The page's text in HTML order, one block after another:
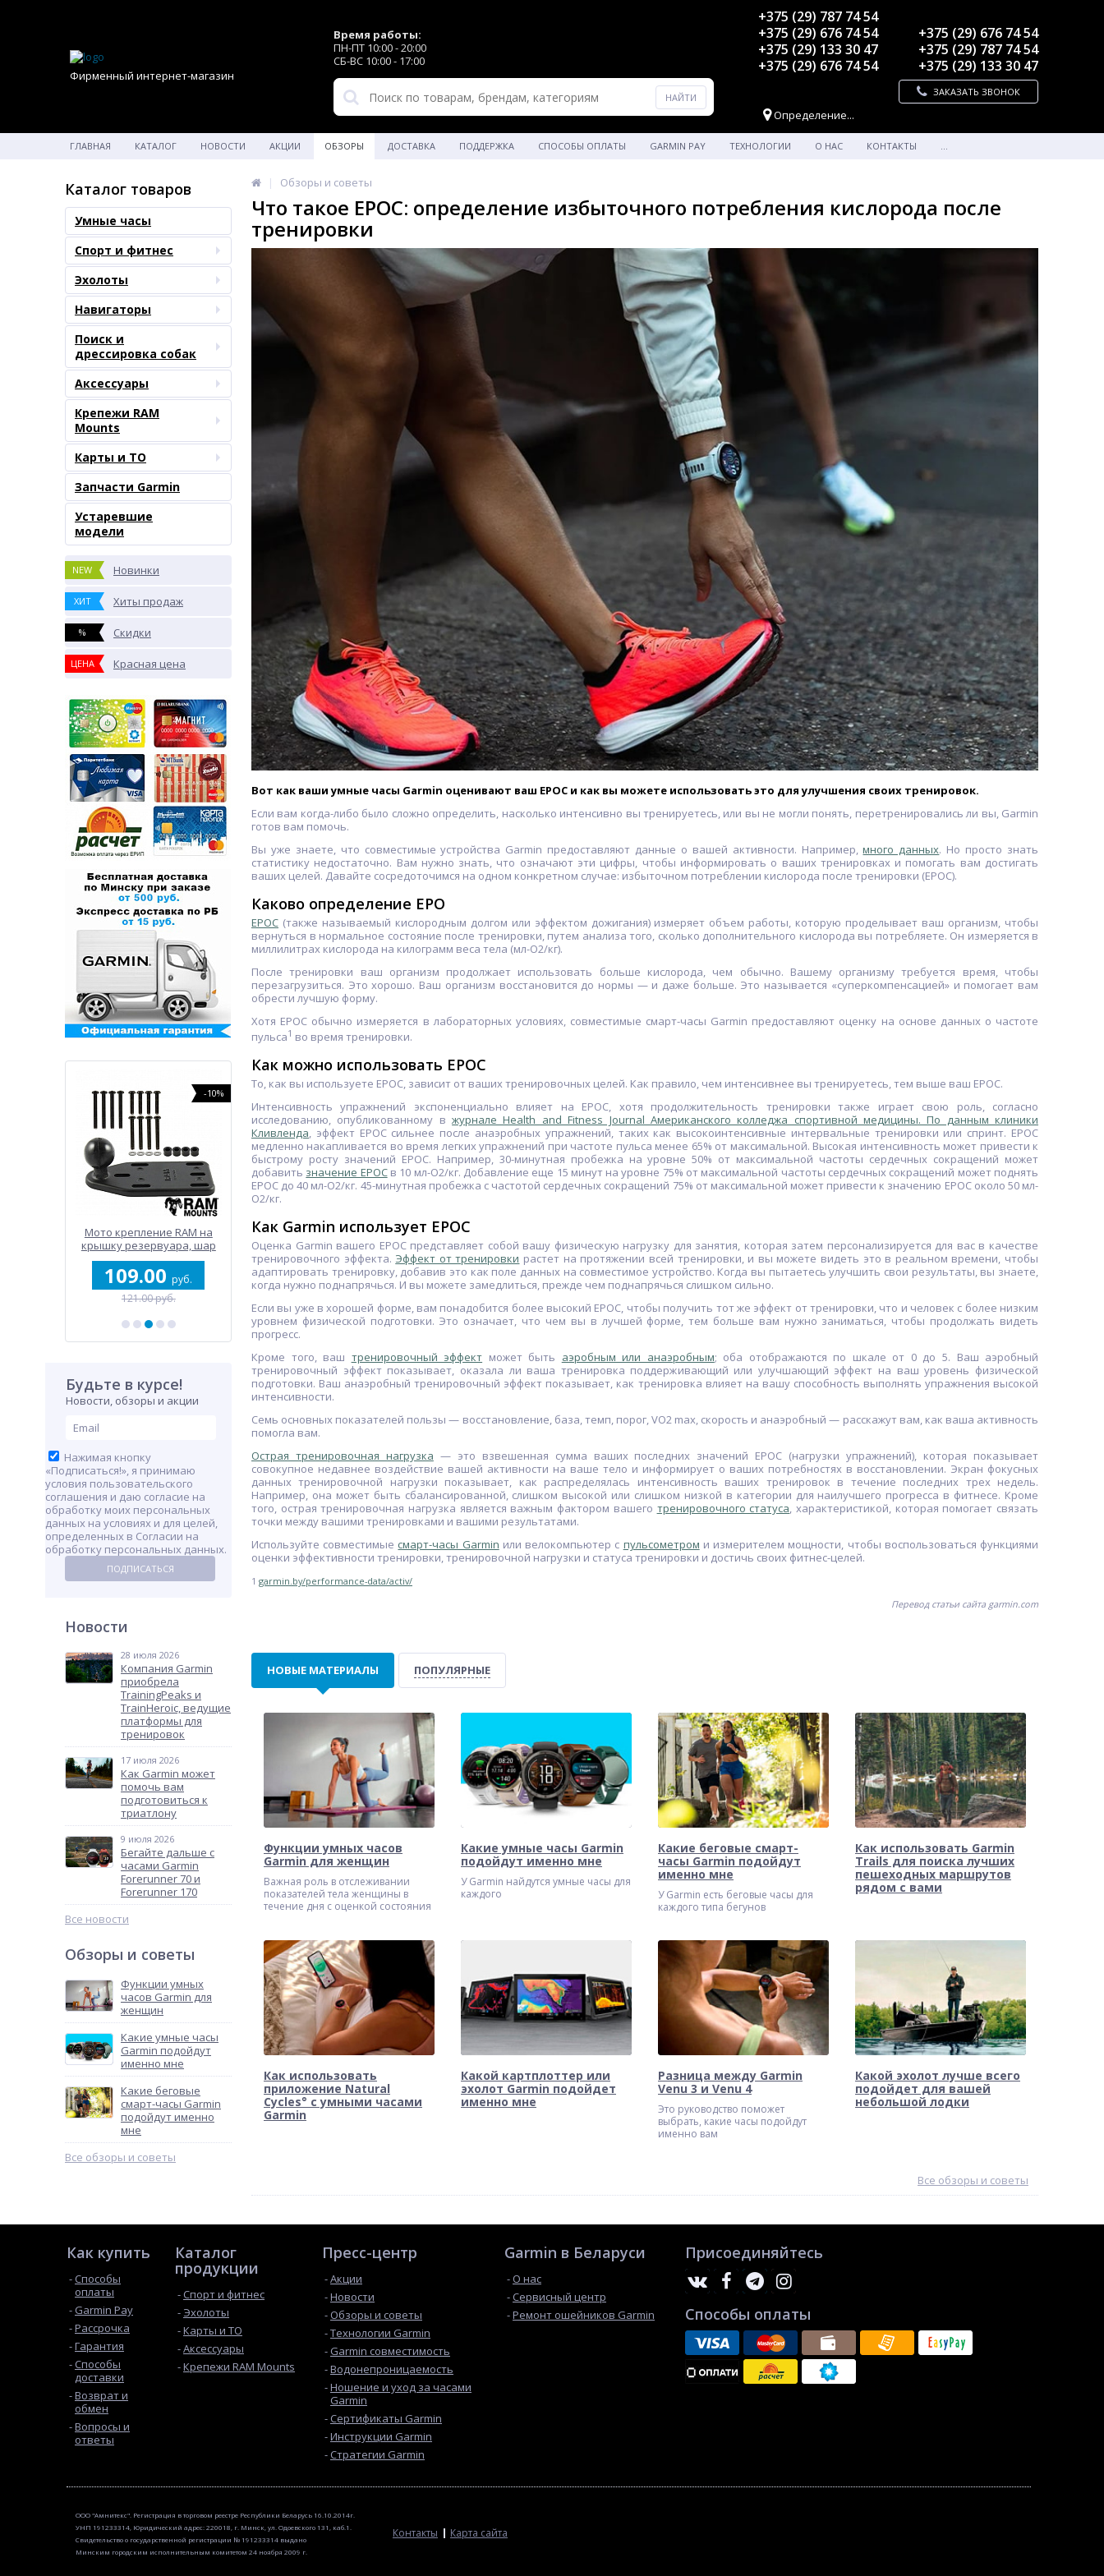
Фирменный интернет-магазин
Время работы:
ПН-ПТ 10:00 - 20:00
СБ-ВС 10:00 - 17:00
+375 (29) 787 74 54
+375 (29) 676 74 54
+375 (29) 133 30 47
+375 (29) 676 74 54
Определение...
+375 (29) 676 74 54
+375 (29) 787 74 54
+375 (29) 133 30 47
ЗАКАЗАТЬ ЗВОНОК
ГЛАВНАЯ КАТАЛОГ НОВОСТИ АКЦИИ ОБЗОРЫ ДОСТАВКА ПОДДЕРЖКА СПОСОБЫ ОПЛАТЫ GARMIN PAY ТЕХНОЛОГИИ О НАС КОНТАКТЫ ...
Каталог товаров
Умные часы
Спорт и фитнес
Эхолоты
Навигаторы
Поиск и
дрессировка собак
Аксессуары
Крепежи RAM
Mounts
Карты и ТО
Запчасти Garmin
Устаревшие
модели
NEW Новинки
ХИТ Хиты продаж
% Скидки
ЦЕНА Красная цена
-10%
Мото крепление RAM на
крышку резервуара, шар
25 мм (1"), алюминий
109.00 руб.
121.00 руб.
Серия Forerunner 165
980.00руб.
-24%
Чехол nuvi / dezl 7" / Drive
56.00руб.
TM
1 450.00руб.
Будьте в курсе!
Новости, обзоры и акции
Нажимая кнопку
«Подписаться!», я принимаю
условия пользовательского
соглашения и даю согласие на
обработку моих персональных
данных на условиях и для целей,
определенных в Согласии на
обработку персональных данных.
ПОДПИСАТЬСЯ
Новости
28 июля 2026
Компания Garmin
приобрела
TrainingPeaks и
TrainHeroic, ведущие
платформы для
тренировок
17 июля 2026
Как Garmin может
помочь вам
подготовиться к
триатлону
9 июля 2026
Бегайте дальше с
часами Garmin
Forerunner 70 и
Forerunner 170
Все новости
Обзоры и советы
Функции умных
часов Garmin для
женщин
Какие умные часы
Garmin подойдут
именно мне
Какие беговые
смарт-часы Garmin
подойдут именно
мне
Все обзоры и советы
Обзоры и советы
Что такое EPOC: определение избыточного потребления кислорода после
тренировки
Вот как ваши умные часы Garmin оценивают ваш EPOC и как вы можете использовать это для улучшения своих тренировок.
Если вам когда-либо было сложно определить, насколько интенсивно вы тренируетесь, или вы не могли понять, перетренировались ли вы, Garmin
готов вам помочь.
Вы уже знаете, что совместимые устройства Garmin предоставляют данные о вашей активности. Например,много данных. Но просто знать
статистику недостаточно. Вам нужно знать, что означают эти цифры, чтобы информировать о ваших тренировках и помогать вам достигать
ваших целей. Давайте сосредоточимся на одном конкретном случае: избыточном потреблении кислорода после тренировки (EPOC).
Каково определение EPO
EPOC (также называемый кислородным долгом или эффектом дожигания) измеряет объем работы, которую проделывает ваш организм, чтобы
вернуться в нормальное состояние после тренировки, путем анализа того, сколько дополнительного кислорода вы потребляете. Он измеряется в
миллилитрах кислорода на килограмм веса тела (мл-O2/кг).
После тренировки ваш организм продолжает использовать больше кислорода, чем обычно. Вашему организму требуется время, чтобы
перезагрузиться. Это хорошо. Ваш организм восстановится до нормы — и даже больше. Это называется «суперкомпенсацией» и помогает вам
обрести лучшую форму.
Хотя EPOC обычно измеряется в лабораторных условиях, совместимые смарт-часы Garmin предоставляют оценку на основе данных о частоте
пульса1 во время тренировки.
Как можно использовать EPOC
То, как вы используете EPOC, зависит от ваших тренировочных целей. Как правило, чем интенсивнее вы тренируетесь, тем выше ваш EPOC.
Интенсивность упражнений экспоненциально влияет на EPOC, хотя продолжительность тренировки также играет свою роль, согласно
исследованию, опубликованному вжурнале Health and Fitness Journal Американского колледжа спортивной медицины. По данным клиники
Кливленда, эффект EPOC сильнее после анаэробных упражнений, таких как высокоинтенсивные интервальные тренировки или спринт. EPOC
медленно накапливается во время легких упражнений при частоте пульса менее 65% от максимальной. Высокая интенсивность может привести к
быстрому росту значений EPOC. Например, 30-минутная пробежка на уровне 50% от максимальной частоты сердечных сокращений может
добавить значение EPOCв 10 мл-O2/кг. Добавление еще 15 минут на уровне 75% от максимальной частоты сердечных сокращений может поднять
EPOC до 40 мл-O2/кг. 45-минутная пробежка с частотой сердечных сокращений 75% от максимальной может привести к значению EPOC около 50 мл-
O2/кг.
Как Garmin использует EPOC
Оценка Garmin вашего EPOC представляет собой вашу физическую нагрузку для занятия, которая затем персонализируется для вас в качестве
тренировочного эффекта. Эффект от тренировки растет на протяжении всей тренировки, и вы можете видеть это в реальном времени, чтобы
адаптировать тренировку, добавив это как поле данных на совместимое устройство. Когда вы пытаетесь улучшить свои результаты, вы знаете,
когда нужно поднапрячься. И вы можете замедлиться, прежде чем поднапрячься слишком сильно.
Если вы уже в хорошей форме, вам понадобится более высокий EPOC, чтобы получить тот же эффект от тренировки, что и человек с более низким
уровнем физической подготовки. Это означает, что чем вы в лучшей форме, тем больше вам нужно заниматься, чтобы продолжать видеть
прогресс.
Кроме того, ваш тренировочный эффект может быть аэробным или анаэробным; оба отображаются по шкале от 0 до 5. Ваш аэробный
тренировочный эффект показывает, оказала ли ваша тренировка поддерживающий или улучшающий эффект на ваш уровень физической
подготовки. Ваш анаэробный тренировочный эффект показывает, как тренировка влияет на вашу способность выполнять упражнения высокой
интенсивности.
Семь основных показателей пользы — восстановление, база, темп, порог, VO2 max, скорость и анаэробный — расскажут вам, как ваша активность
помогла вам.
Острая тренировочная нагрузка — это взвешенная сумма ваших последних значений EPOC (нагрузки упражнений), которая показывает
совокупное недавнее воздействие вашей активности на ваше тело и информирует о ваших потребностях в восстановлении. Экран фокусных
данных тренировочной нагрузки показывает, как распределялась интенсивность ваших тренировок в течение последних трех недель.
Например, она может быть сбалансированной, слишком высокой или слишком низкой в ​​категории для наилучшего прогресса в фитнесе. Кроме
того, острая тренировочная нагрузка является важным фактором вашего тренировочного статуса, характеристикой, которая помогает связать
точки между вашими тренировками и вашими результатами.
Используйте совместимые смарт-часы Garmin или велокомпьютер с пульсометром и измерителем мощности, чтобы воспользоваться функциями
оценки эффективности тренировки, тренировочной нагрузки и статуса тренировки и достичь своих фитнес-целей.
1 garmin.by/performance-data/activ/
Перевод статьи сайта garmin.com
НОВЫЕ МАТЕРИАЛЫ ПОПУЛЯРНЫЕ
Функции умных часов
Garmin для женщин
Важная роль в отслеживании
показателей тела женщины в
течение дня с оценкой состояния
Какие умные часы Garmin
подойдут именно мне
У Garmin найдутся умные часы для
каждого
Какие беговые смарт-
часы Garmin подойдут
именно мне
У Garmin есть беговые часы для
каждого типа бегунов
Как использовать Garmin
Trails для поиска лучших
пешеходных маршрутов
рядом с вами
Как использовать
приложение Natural
Cycles° с умными часами
Garmin
Какой картплоттер или
эхолот Garmin подойдет
именно мне
Разница между Garmin
Venu 3 и Venu 4
Это руководство поможет
выбрать, какие часы подойдут
именно вам
Какой эхолот лучше всего
подойдет для вашей
небольшой лодки
Все обзоры и советы
Как купить
Способы
оплаты
Garmin Pay
Рассрочка
Гарантия
Способы
доставки
Возврат и
обмен
Вопросы и
ответы
Каталог
продукции
Спорт и фитнес
Эхолоты
Карты и ТО
Аксессуары
Крепежи RAM Mounts
Пресс-центр
Акции
Новости
Обзоры и советы
Технологии Garmin
Garmin cовместимость
Водонепроницаемость
Ношение и уход за часами
Garmin
Сертификаты Garmin
Инструкции Garmin
Стратегии Garmin
Garmin в Беларуси
О нас
Сервисный центр
Ремонт ошейников Garmin
Присоединяйтесь
Способы оплаты
ООО "Амнитекс". Регистрация в торговом реестре Республики Беларусь 16.10.2014г.
УНП 191233314, Юридический адрес: 220018, г. Минск, ул. Одоевского 131, каб.1.
Свидетельство о государственной регистрации № 191233314 выдано
Минским городским исполнительным комитетом 24 ноября 2009 г.
Контакты Карта сайта